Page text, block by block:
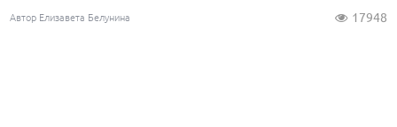
Автор Елизавета Белунина 17948